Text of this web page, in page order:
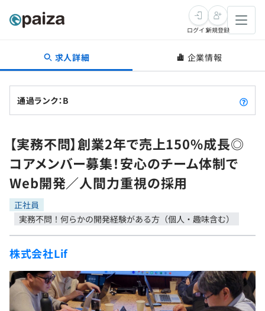
転職・キャリア
転職成功ガイド
転職エージェント
インタビュー
転職成功ガイド
新卒就活
求人検索
本選考
インターン
イベント・セミナー
インタビュー
学習
問題集
4択課題
リファレンス
プログラミング言語
評価結果一覧
再チャレンジ結果一覧
ゲーム・マンガ
Tech Team Journal
paiza times
paizaとは？
ログイン新規登録
求人詳細 企業情報
通過ランク：B
【実務不問】創業2年で売上150%成長◎
コアメンバー募集！安心のチーム体制で
Web開発／人間力重視の採用
正社員
実務不問！何らかの開発経験がある方（個人・趣味含む）
株式会社Lif